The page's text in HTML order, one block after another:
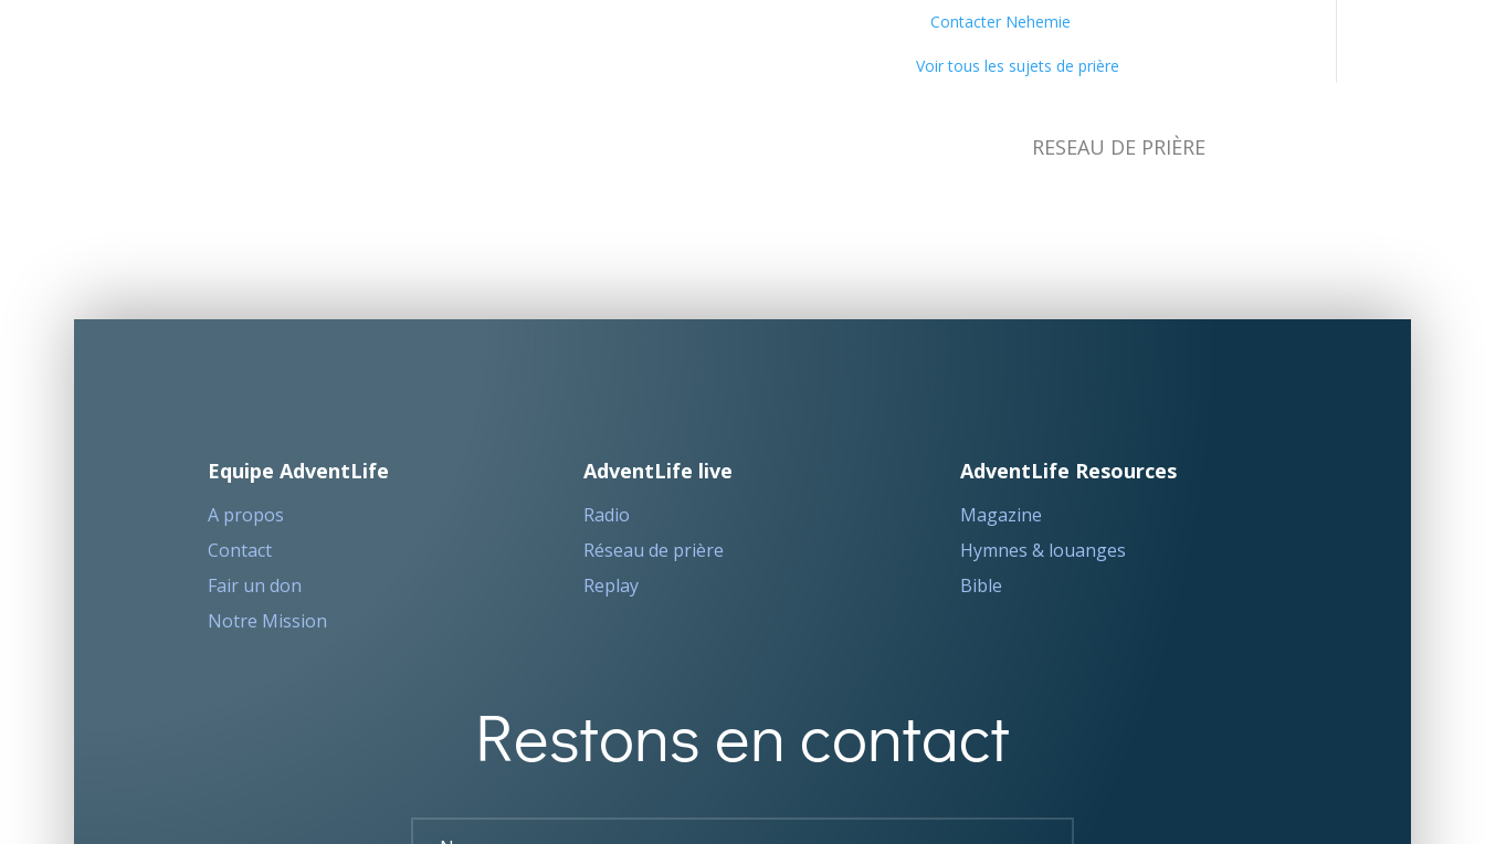
Contacter Nehemie
Voir tous les sujets de prière
RESEAU DE PRIÈRE
Equipe AdventLife
A propos
Contact
Fair un don
Notre Mission
AdventLife live
Radio
Réseau de prière
Replay
AdventLife Resources
Magazine
Hymnes & louanges
Bible
Restons en contact